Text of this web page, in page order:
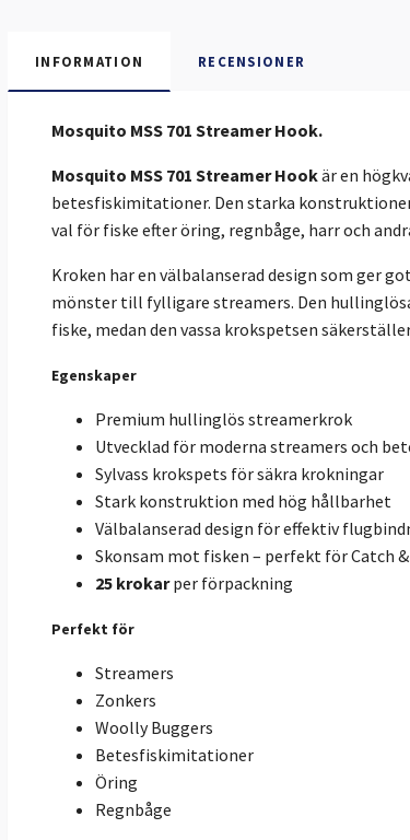
INFORMATION RECENSIONER
Mosquito MSS 701 Streamer Hook.
Mosquito MSS 701 Streamer Hookär en
betesfiskimitationer. Den starka
val för fiske efter öring, regnbåge, harr och
Kroken har en välbalanserad design som ger
mönster till fylligare streamers. Den
fiske, medan den vassa krokspetsen
Egenskaper
Premium hullinglös streamerkrok
Utvecklad för moderna streamers och
Sylvass krokspets för säkra krokningar
Stark konstruktion med hög hållbarhet
Välbalanserad design för effektiv
Skonsam mot fisken – perfekt för Catch &
25 krokarper förpackning
Perfekt för
Streamers
Zonkers
Woolly Buggers
Betesfiskimitationer
Öring
Regnbåge